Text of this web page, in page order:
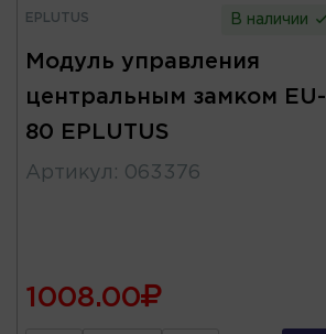
EPLUTUS В наличии
Модуль управления
центральным замком EU-
80 EPLUTUS
Артикул : 063376
1008.00